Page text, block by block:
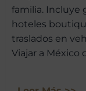
familia. Incluye
hoteles
traslados en
Viajar a México